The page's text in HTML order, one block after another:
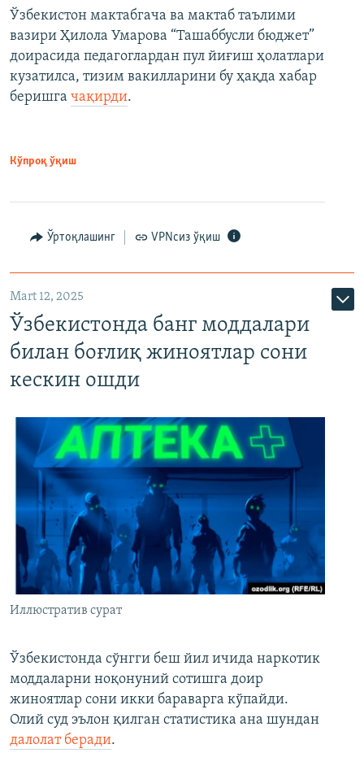
Ўзбекистон мактабгача ва мактаб таълими
вазири Ҳилола Умарова “Ташаббусли бюджет”
доирасида педагоглардан пул йиғиш ҳолатлари
кузатилса, тизим вакилларини бу ҳақда хабар
беришга чақирди.
Кўпроқ ўқиш
Ўртоқлашинг VPNсиз ўқиш
Mart 12, 2025
Ўзбекистонда банг моддалари
билан боғлиқ жиноятлар сони
кескин ошди
Иллюстратив сурат
Ўзбекистонда сўнгги беш йил ичида наркотик
моддаларни ноқонуний сотишга доир
жиноятлар сони икки бараварга кўпайди.
Олий суд эълон қилган статистика ана шундан
далолат беради.